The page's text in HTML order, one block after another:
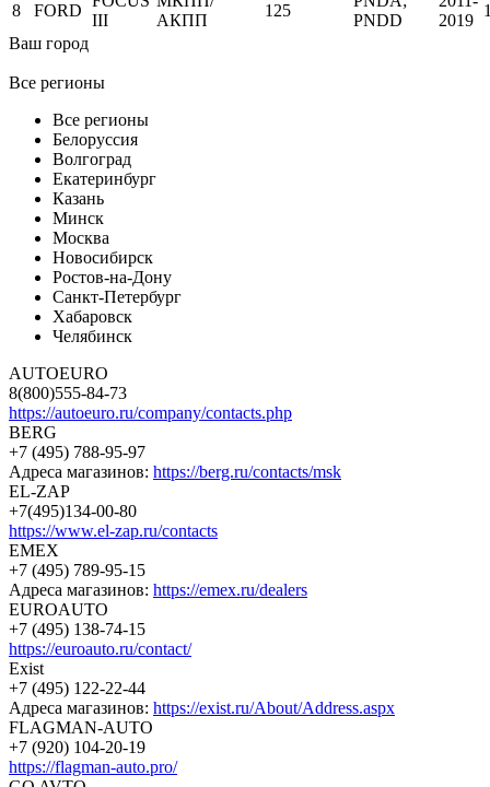
8 FORD
III
АКПП
125
PNDD
2019
Ваш город
Все регионы
Все регионы
Белоруссия
Волгоград
Екатеринбург
Казань
Минск
Москва
Новосибирск
Ростов-на-Дону
Санкт-Петербург
Хабаровск
Челябинск
AUTOEURO
8(800)555-84-73
https://autoeuro.ru/company/contacts.php
BERG
+7 (495) 788-95-97
Адреса магазинов: https://berg.ru/contacts/msk
EL-ZAP
+7(495)134-00-80
https://www.el-zap.ru/contacts
EMEX
+7 (495) 789-95-15
Адреса магазинов: https://emex.ru/dealers
EUROAUTO
+7 (495) 138-74-15
https://euroauto.ru/contact/
Exist
+7 (495) 122-22-44
Адреса магазинов: https://exist.ru/About/Address.aspx
FLAGMAN-AUTO
+7 (920) 104-20-19
https://flagman-auto.pro/